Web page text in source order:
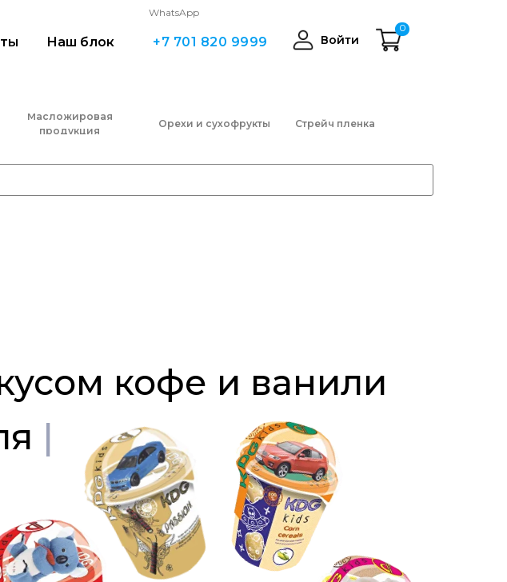
+7 701 820 9999
WhatsApp
0
Войти
Наш блок
Масложировая
продукция
Орехи и сухофрукты Стрейч пленка
кофе и ванили